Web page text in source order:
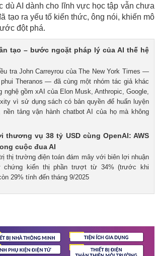
dù AI dành cho lĩnh vực học tập vẫn chưa
tạo ra yếu tố kiến ​​thức, ông nói, khiến mô
đột phá.
tạo – bước ngoặt pháp lý của AI thế hệ
tra John Carreyrou của The New York Times —
Theranos — đã cùng một nhóm tác giả khác
nghệ gồm xAI của Elon Musk, Anthropic, Google,
vì sử dụng sách có bản quyền để huấn luyện
tảng vận hành chatbot AI của họ mà không
thương vụ 38 tỷ USD cùng OpenAI: AWS
cuộc đua AI
thị trường điện toán đám mây với biên lợi nhuận
chứng kiến thị phần trượt từ 34% (trước khi
29% tính đến tháng 9/2025